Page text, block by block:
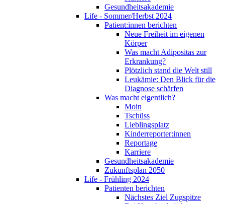
Gesundheitsakademie
Life - Sommer/Herbst 2024
Patient:innen berichten
Neue Freiheit im eigenen
Körper
Was macht Adipositas zur
Erkrankung?
Plötzlich stand die Welt still
Leukämie: Den Blick für die
Diagnose schärfen
Was macht eigentlich?
Moin
Tschüss
Lieblingsplatz
Kinderreporter:innen
Reportage
Karriere
Gesundheitsakademie
Zukunftsplan 2050
Life - Frühling 2024
Patienten berichten
Nächstes Ziel Zugspitze